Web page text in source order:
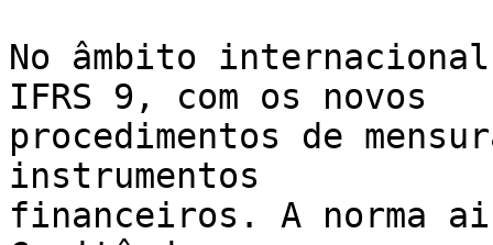
No âmbito
IFRS 9, com os novos
procedimentos de
instrumentos
financeiros. A norma